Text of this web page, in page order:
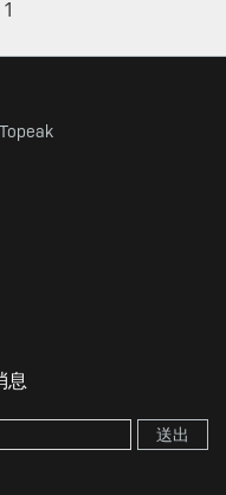
1
息
送出